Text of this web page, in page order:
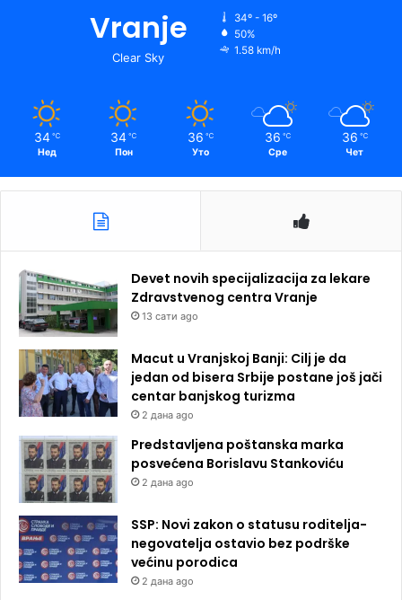
Vranje
Clear Sky
34º - 16º
50%
1.58 km/h
34 ℃
Нед
34 ℃
Пон
36 ℃
Уто
36 ℃
Сре
36 ℃
Чет
Devet novih specijalizacija za lekare
Zdravstvenog centra Vranje
13 сати ago
Macut u Vranjskoj Banji: Cilj je da
jedan od bisera Srbije postane još jači
centar banjskog turizma
2 дана ago
Predstavljena poštanska marka
posvećena Borislavu Stankoviću
2 дана ago
SSP: Novi zakon o statusu roditelja-
negovatelja ostavio bez podrške
većinu porodica
2 дана ago